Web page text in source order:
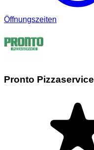
Öffnungszeiten
Pronto Pizzaservice